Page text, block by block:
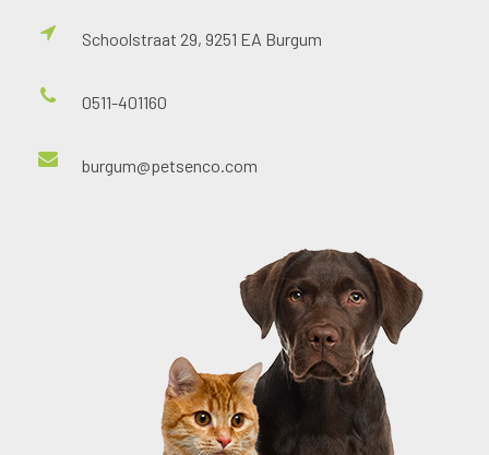
Schoolstraat 29, 9251 EA Burgum
0511-401160
burgum@petsenco.com